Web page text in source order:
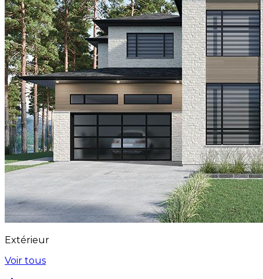
Extérieur
Voir tous